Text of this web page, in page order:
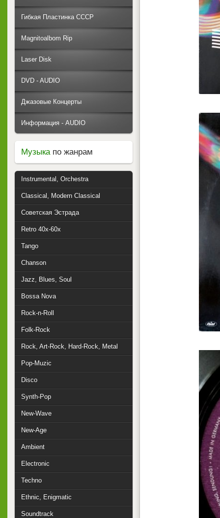
Гибкая Пластинка СССР
Magnitoalbom Rip
Laser Disk
DVD - AUDIO
Джазовые Концерты
Информация - AUDIO
Музыкапо жанрам
Instrumental, Orchestra
Classical, Modern Classical
Советская Эстрада
Retro 40x-60x
Tango
Chanson
Jazz, Blues, Soul
Bossa Nova
Rock-n-Roll
Folk-Rock
Rock, Art-Rock, Hard-Rock, Metal
Pop-Muzic
Disco
Synth-Pop
New-Wave
New-Age
Ambient
Electronic
Techno
Ethnic, Enigmatic
Soundtrack